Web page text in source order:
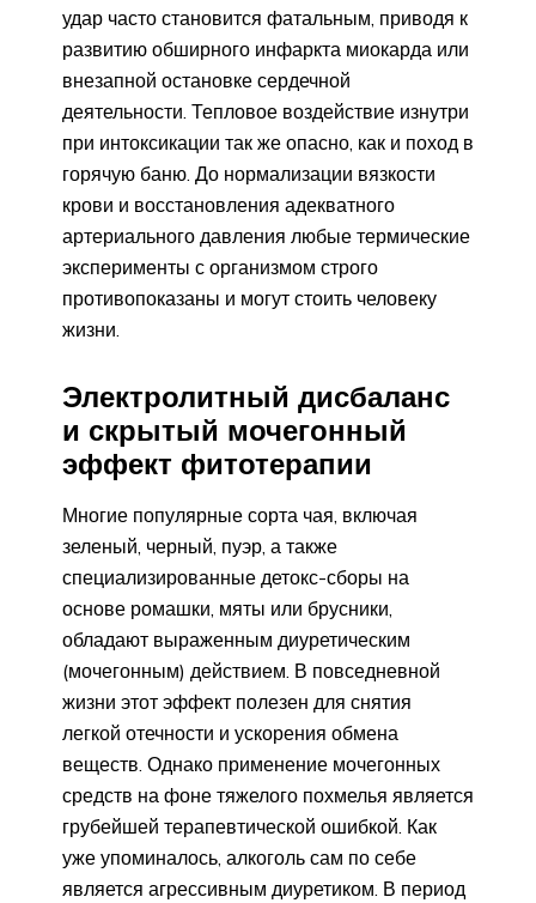
удар часто становится фатальным, приводя к
развитию обширного инфаркта миокарда или
внезапной остановке сердечной
деятельности. Тепловое воздействие изнутри
при интоксикации так же опасно, как и поход в
горячую баню. До нормализации вязкости
крови и восстановления адекватного
артериального давления любые термические
эксперименты с организмом строго
противопоказаны и могут стоить человеку
жизни.
Электролитный дисбаланс
и скрытый мочегонный
эффект фитотерапии
Многие популярные сорта чая, включая
зеленый, черный, пуэр, а также
специализированные детокс-сборы на
основе ромашки, мяты или брусники,
обладают выраженным диуретическим
(мочегонным) действием. В повседневной
жизни этот эффект полезен для снятия
легкой отечности и ускорения обмена
веществ. Однако применение мочегонных
средств на фоне тяжелого похмелья является
грубейшей терапевтической ошибкой. Как
уже упоминалось, алкоголь сам по себе
является агрессивным диуретиком. В период